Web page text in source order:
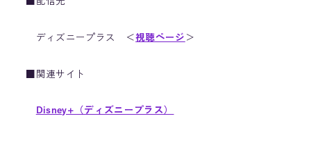
■配信先
ディズニープラス ＜視聴ページ ＞
■関連サイト
Disney+（ディズニープラス）